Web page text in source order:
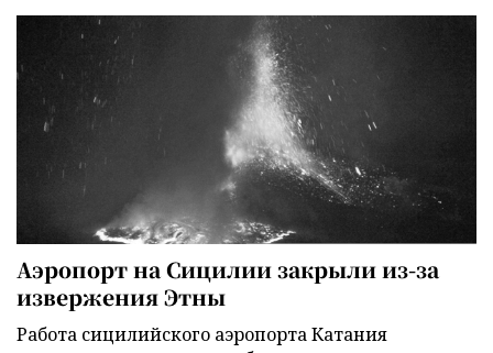
Аэропорт на Сицилии закрыли из-за
извержения Этны
Работа сицилийского аэропорта Катания